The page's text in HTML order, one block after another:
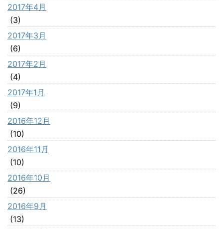
2017年4月
(3)
2017年3月
(6)
2017年2月
(4)
2017年1月
(9)
2016年12月
(10)
2016年11月
(10)
2016年10月
(26)
2016年9月
(13)